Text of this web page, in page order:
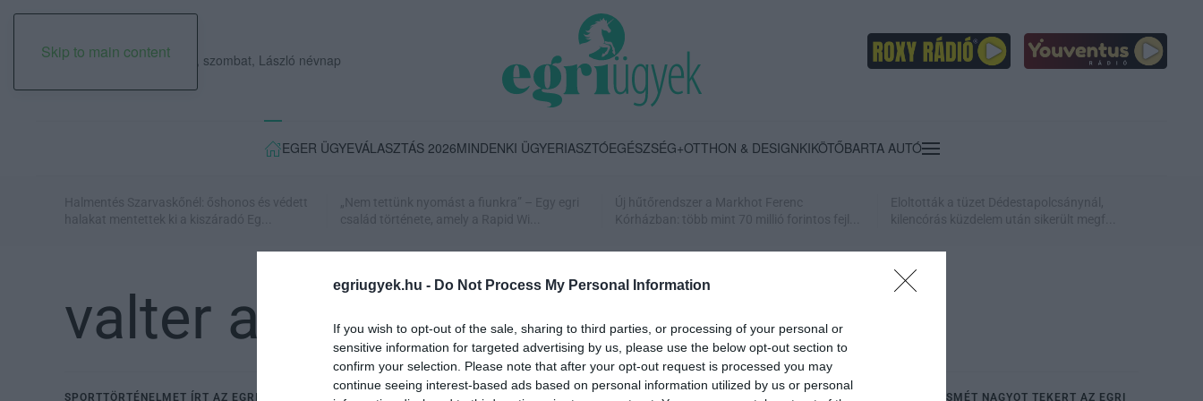
egriugyek.hu - Do Not Process My Personal Information
If you wish to opt-out of the sale, sharing to third parties, or processing of your personal or
sensitive information for targeted advertising by us, please use the below opt-out section to
confirm your selection. Please note that after your opt-out request is processed you may
continue seeing interest-based ads based on personal information utilized by us or personal
Skip to main content
2026. augusztus 08., szombat, László névnap
EGER ÜGYEVÁLASZTÁS 2026MINDENKI ÜGYERIASZTÓEGÉSZSÉG+OTTHON & DESIGNKIKÖTŐBARTA AUTÓ
Halmentés Szarvaskőnél: őshonos és védett
halakat mentettek ki a kiszáradó Eg...
„Nem tettünk nyomást a fiunkra” – Egy egri
család története, amely a Rapid Wi...
Új hűtőrendszer a Markhot Ferenc
Kórházban: több mint 70 millió forintos fejl...
Eloltották a tüzet Dédestapolcsánynál,
kilencórás küzdelem után sikerült megf...
valter attila
SPORTTÖRTÉNELMET ÍRT AZ EGRI EGYETEM HALLGATÓJA
ÚJABB SIKERT ÉRT EL AZ EGRI EGYETEM BRINGÁSA A
FOLYTATÓDIK AZ ÁLOM: ISMÉT NAGYOT TEKERT AZ EGRI